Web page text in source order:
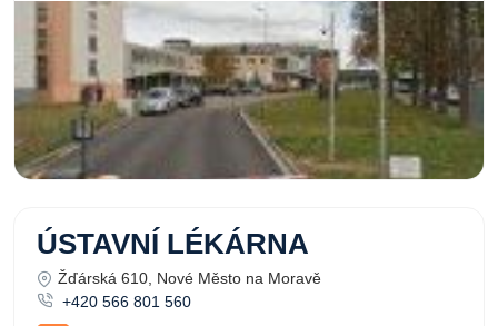
ÚSTAVNÍ LÉKÁRNA
Žďárská 610, Nové Město na Moravě
+420 566 801 560